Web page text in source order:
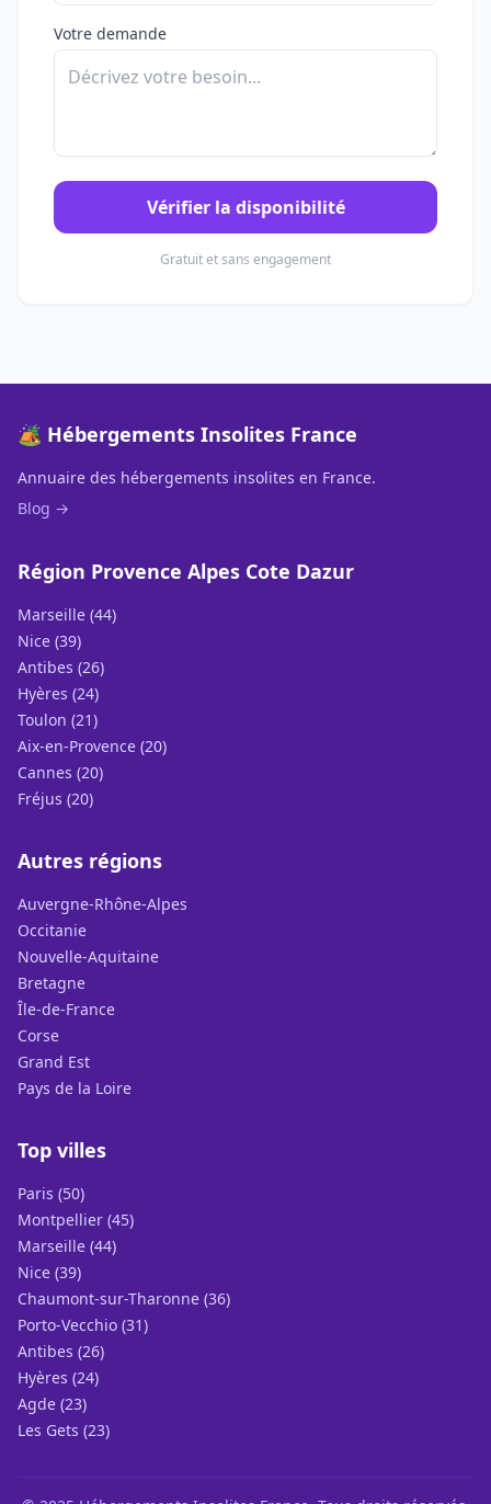
Votre demande
Vérifier la disponibilité
Gratuit et sans engagement
🏕️ Hébergements Insolites France
Annuaire des hébergements insolites en France.
Blog →
Région Provence Alpes Cote Dazur
Marseille (44)
Nice (39)
Antibes (26)
Hyères (24)
Toulon (21)
Aix-en-Provence (20)
Cannes (20)
Fréjus (20)
Autres régions
Auvergne-Rhône-Alpes
Occitanie
Nouvelle-Aquitaine
Bretagne
Île-de-France
Corse
Grand Est
Pays de la Loire
Top villes
Paris (50)
Montpellier (45)
Marseille (44)
Nice (39)
Chaumont-sur-Tharonne (36)
Porto-Vecchio (31)
Antibes (26)
Hyères (24)
Agde (23)
Les Gets (23)